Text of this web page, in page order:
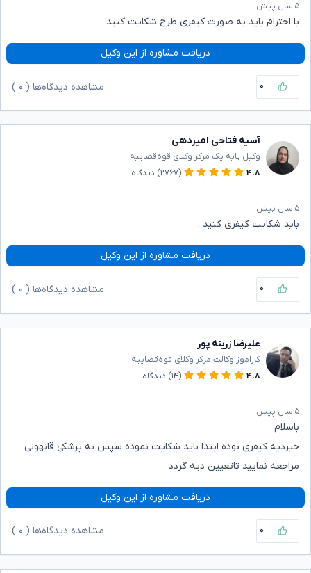
۵ سال پیش
با احترام باید به صورت کیفری طرح شکایت کنید
دریافت مشاوره از این وکیل
۰ مشاهده دیدگاه‌ها ( ۰
آسیه فتاحی امیردهی
وکیل پایه یک مرکز وکلای قوه‌قضاییه
۴.۸
(۲۷۶۷) دیدگاه
۵ سال پیش
باید شکایت کیفری کنید .
دریافت مشاوره از این وکیل
۰ مشاهده دیدگاه‌ها ( ۰
علیرضا زرینه پور
کاراموز وکالت مرکز وکلای قوه‌قضاییه
۴.۸
(۱۴) دیدگاه
۵ سال پیش
باسلام
خیردیه کیفری بوده ابتدا باید شکایت نموده سپس به پزشکی قانهونی
مراجعه نمایید تاتعیین دیه گردد
دریافت مشاوره از این وکیل
۰ مشاهده دیدگاه‌ها ( ۰